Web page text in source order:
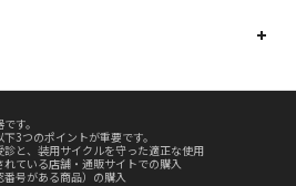
す。
3つのポイントが重要です。
と、装用サイクルを守った適正な使用
ている店舗・通販サイトでの購入
号がある商品）の購入